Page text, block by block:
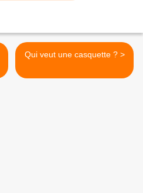
Qui veut une casquette ? >